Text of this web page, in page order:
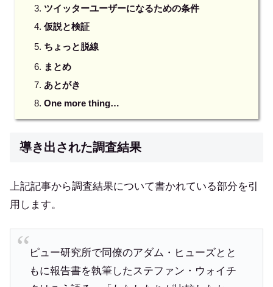
ツイッターユーザーになるための条件
仮説と検証
ちょっと脱線
まとめ
あとがき
One more thing…
導き出された調査結果
上記記事から調査結果について書かれている部分を引
用します。
ピュー研究所で同僚のアダム・ヒューズとと
もに報告書を執筆したステファン・ウォイチ